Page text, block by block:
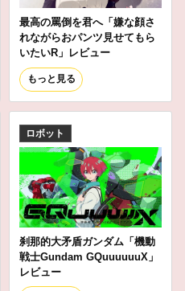
最高の罵倒を君へ「嫌な顔さ
れながらおパンツ見せてもら
いたいR」レビュー
もっと見る
ロボット
刹那的大矛盾ガンダム「機動
戦士Gundam GQuuuuuuX」
レビュー